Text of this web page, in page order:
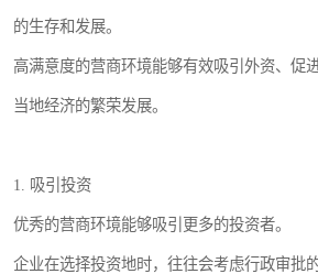
的生存和发展。
高满意度的营商环境能够有效吸引外资、促
当地经济的繁荣发展。
1. 吸引投资
优秀的营商环境能够吸引更多的投资者。
企业在选择投资地时，往往会考虑行政审批